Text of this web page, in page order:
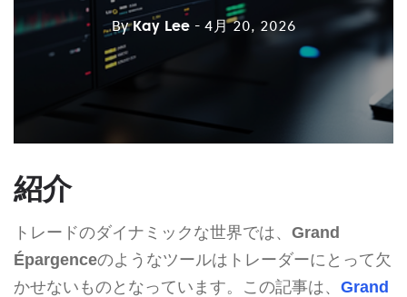
ByKay Lee - 4月 20, 2026
紹介
トレードのダイナミックな世界では、 Grand
Épargenceのようなツールはトレーダーにとって欠
かせないものとなっています。この記事は、 Grand